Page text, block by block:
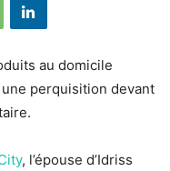
au domicile
perquisition devant
, l’épouse d’Idriss